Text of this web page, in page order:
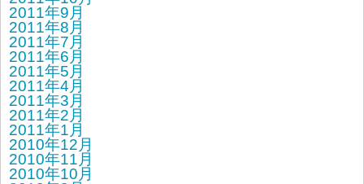
2011年9月
2011年8月
2011年7月
2011年6月
2011年5月
2011年4月
2011年3月
2011年2月
2011年1月
2010年12月
2010年11月
2010年10月